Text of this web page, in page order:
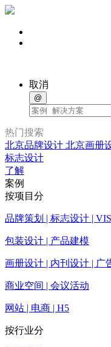
取消
@
热门搜索
北京品牌设计 北京画册
标志设计
了解
案例
按项目分
品牌策划 | 标志设计 |
包装设计 | 产品建模
画册设计 | 内刊设计 | 广
商业空间 | 会议活动
网站 | 电商 | H5
按行业分